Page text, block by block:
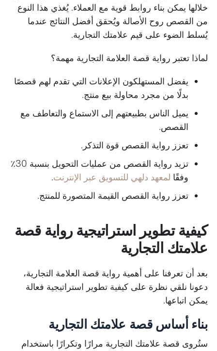
خلالها يمكن بناء روابط قوية مع العملاء. يُغذي هذا النوع
من القصص روح الأصالة ويُحقق أفضل النتائج عندما
يُسلط الضوء على قيم علامتك التجارية.
لماذا تعتبر رواية قصة العلامة التجارية مهمة؟
يفضل المستهلكون الإعلانات التي تقدم لهم قصصًا
بدلًا من مجرد محاولة بيع منتج.
يميل الناس بطبيعتهم إلى الاستماع والتعاطف مع
القصص.
تعزز رواية القصص قوة التذكر.
تزيد رواية القصص من عمليات التحويل بنسبة 30٪
وفقًا لمعهد دلهي للتسويق عبر الإنترنت.
تعزز رواية القصص القيمة المتصورة للمنتج.
كيفية تطوير استراتيجية رواية قصة
علامتك التجارية
بعد أن تعرفنا على أهمية رواية قصة العلامة التجارية،
دعونا نلقي نظرة على كيفية تطوير استراتيجية فعالة
يمكن اتباعها.
بناء أساس قصة علامتك التجارية
ستُروى قصة علامتك التجارية مرارًا وتكرارًا باستخدام